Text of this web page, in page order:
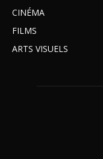
CINÉMA
FILMS
ARTS VISUELS